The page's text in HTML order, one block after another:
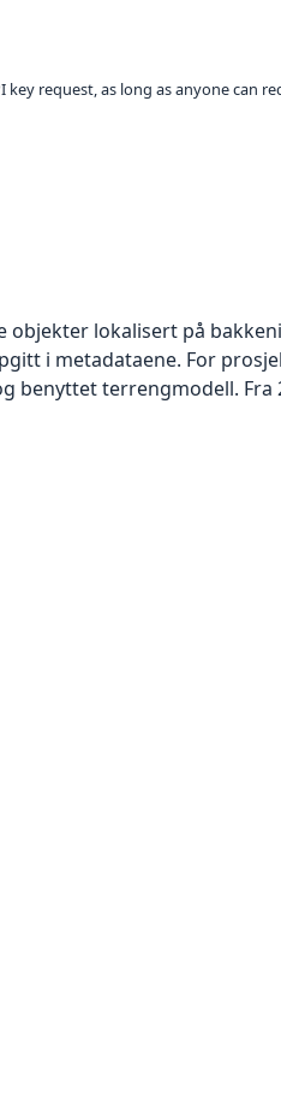
request, as long as anyone can
lokalisert på
i metadataene. For
benyttet terrengmodell.